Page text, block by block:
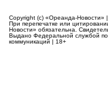
Copyright (c) «Ореанда-Новости»
При перепечатке или
Новости» обязательна.
Выдано Федеральной службой
коммуникаций | 18+